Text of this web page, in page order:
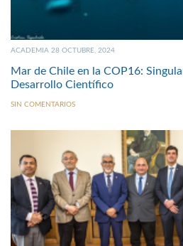
ACADEMIA 28 OCTUBRE, 2024
Mar de Chile en la COP16:
Desarrollo Científico
SIN COMENTARIOS